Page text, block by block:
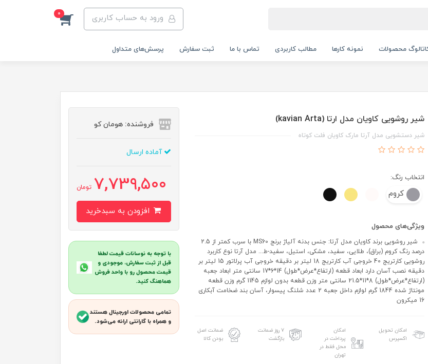
ورود به حساب کاربری 0
محصولات نمونه کارها مطالب کاربردی تماس با ما ثبت سفارش پرسش‌های متداول
شیر روشویی کاویان مدل ارتا (kavian Arta)
شیر دستشویی مدل آرتا مارک کاویان فلت کوتاه
انتخاب رنگ:
کروم
ویژگی‌های محصول
شیر روشویی برند کاویان مدل آرتا: جنس بدنه آلیاژ برنج MS60 با سرب کمتر از 2.5
درصد رنگ کروم (براق)، طلایی، سفید، مشکی، استیل، سفید-ط... مدل آرتا نوع کاربرد
روشویی کارتریج 40 خروجی آب کارتریج 18 لیتر بر دقیقه خروجی آب پرلاتور 15 لیتر بر
دقیقه نصب آسان دارد ابعاد قطعه (ارتفاع*عرض*طول) 14*6*17 سانتی متر ابعاد جعبه
(ارتفاع*عرض*طول) 8*11*21.5 سانتی متر وزن قطعه بدون لوازم 1145 گرم وزن قطعه
مونتاژ شده 1844 گرم لوازم داخل جعبه 2 عدد شلنگ پیسوار، آسان بند ضخامت آبکاری
16 میکرون
امکان تحویل
اکسپرس
امکان
پرداخت در
محل فقط در
تهران
۷ روز ضمانت
بازگشت
ضمانت اصل
بودن کالا
فروشنده: هومان کو
آماده ارسال
7,739,500 تومان
با توجه به نوسانات قیمت لطفا
قبل از ثبت سفارش، موجودی و
قیمت محصول رو با واحد فروش
هماهنگ کنید.
تمامی محصولات اورجینال هستند
و همراه با گارانتی ارائه می‌شود.